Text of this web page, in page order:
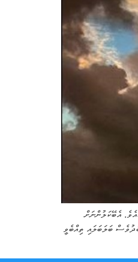
އެބޭކަލުންނަށް
ބަލަބަލައި ތިއްބެވީ